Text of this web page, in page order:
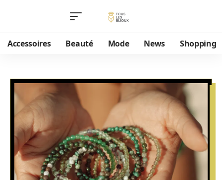
Accessoires Beauté Mode News Shopping